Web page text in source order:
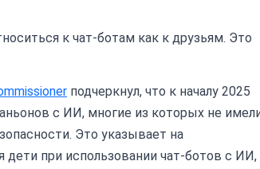
к чат-ботам как к друзьям. Это
подчеркнул, что к началу 2025
с ИИ, многие из которых не
Это указывает на
при использовании чат-ботов с ИИ,